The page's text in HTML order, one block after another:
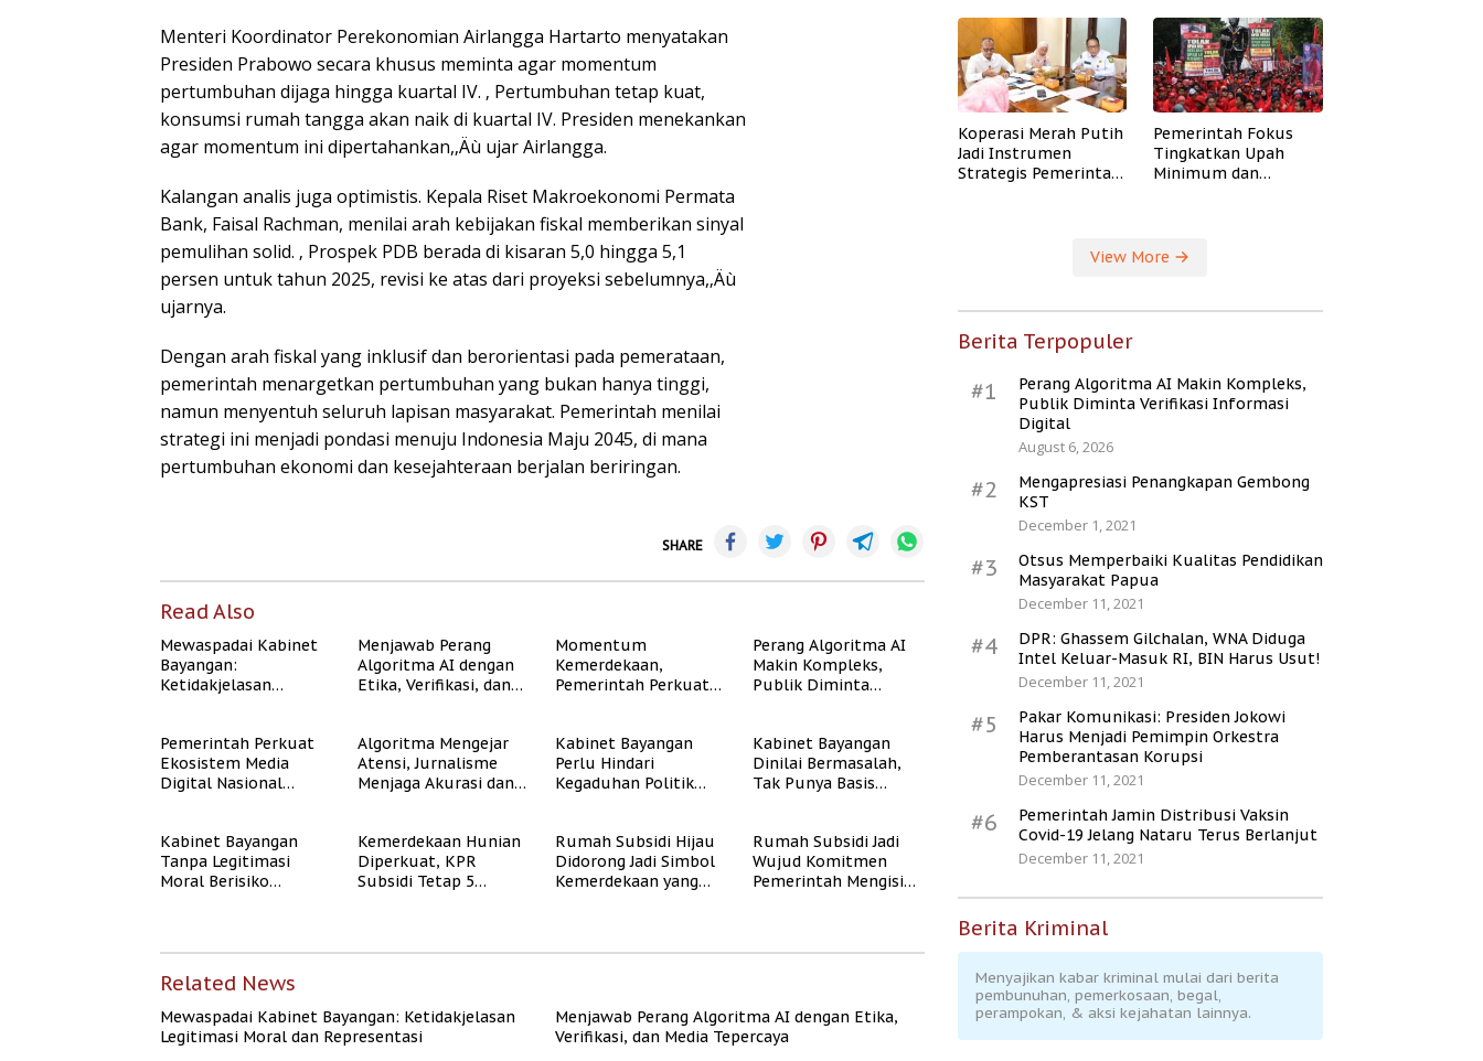
Menteri Koordinator Perekonomian Airlangga Hartarto menyatakan
Presiden Prabowo secara khusus meminta agar momentum
pertumbuhan dijaga hingga kuartal IV. ‚ Pertumbuhan tetap kuat,
konsumsi rumah tangga akan naik di kuartal IV. Presiden menekankan
agar momentum ini dipertahankan,‚Äù ujar Airlangga.
Kalangan analis juga optimistis. Kepala Riset Makroekonomi Permata
Bank, Faisal Rachman, menilai arah kebijakan fiskal memberikan sinyal
pemulihan solid. ‚ Prospek PDB berada di kisaran 5,0 hingga 5,1
persen untuk tahun 2025, revisi ke atas dari proyeksi sebelumnya,‚Äù
ujarnya.
Dengan arah fiskal yang inklusif dan berorientasi pada pemerataan,
pemerintah menargetkan pertumbuhan yang bukan hanya tinggi,
namun menyentuh seluruh lapisan masyarakat. Pemerintah menilai
strategi ini menjadi pondasi menuju Indonesia Maju 2045, di mana
pertumbuhan ekonomi dan kesejahteraan berjalan beriringan.
SHARE
Read Also
Mewaspadai Kabinet
Bayangan:
Ketidakjelasan
Menjawab Perang
Algoritma AI dengan
Etika, Verifikasi, dan
Momentum
Kemerdekaan,
Pemerintah Perkuat
Masyarakat
Berpenghasilan
Rendah
Perang Algoritma AI
Makin Kompleks,
Publik Diminta
Pemerintah Perkuat
Ekosistem Media
Digital Nasional
Algoritma Mengejar
Atensi, Jurnalisme
Menjaga Akurasi dan
Kabinet Bayangan
Perlu Hindari
Kegaduhan Politik
Kabinet Bayangan
Dinilai Bermasalah,
Tak Punya Basis
Kabinet Bayangan
Tanpa Legitimasi
Moral Berisiko
Kemerdekaan Hunian
Diperkuat, KPR
Subsidi Tetap 5
Rumah Subsidi Hijau
Didorong Jadi Simbol
Kemerdekaan yang
Rumah Subsidi Jadi
Wujud Komitmen
Pemerintah Mengisi
Related News
Mewaspadai Kabinet Bayangan: Ketidakjelasan
Legitimasi Moral dan Representasi
Menjawab Perang Algoritma AI dengan Etika,
Verifikasi, dan Media Tepercaya
Koperasi Merah Putih
Jadi Instrumen
Strategis Pemerintah
Pemerintah Fokus
Tingkatkan Upah
Minimum dan
View More
Berita Terpopuler
#1
Perang Algoritma AI Makin Kompleks,
Publik Diminta Verifikasi Informasi
Digital
August 6, 2026
#2
Mengapresiasi Penangkapan Gembong
KST
December 1, 2021
#3
Otsus Memperbaiki Kualitas Pendidikan
Masyarakat Papua
December 11, 2021
#4
DPR: Ghassem Gilchalan, WNA Diduga
Intel Keluar-Masuk RI, BIN Harus Usut!
December 11, 2021
#5
Pakar Komunikasi: Presiden Jokowi
Harus Menjadi Pemimpin Orkestra
Pemberantasan Korupsi
December 11, 2021
#6
Pemerintah Jamin Distribusi Vaksin
Covid-19 Jelang Nataru Terus Berlanjut
December 11, 2021
Berita Kriminal
Menyajikan kabar kriminal mulai dari berita
pembunuhan, pemerkosaan, begal,
perampokan, & aksi kejahatan lainnya.